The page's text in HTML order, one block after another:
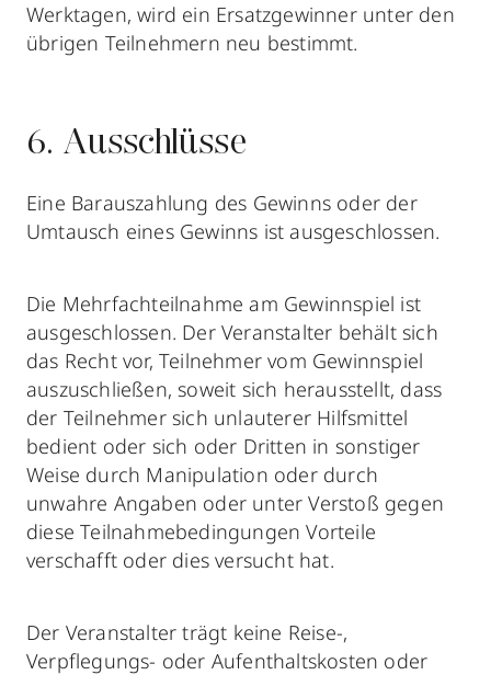
Werktagen, wird ein Ersatzgewinner unter den
übrigen Teilnehmern neu bestimmt.
6. Ausschlüsse
Eine Barauszahlung des Gewinns oder der
Umtausch eines Gewinns ist ausgeschlossen.
Die Mehrfachteilnahme am Gewinnspiel ist
ausgeschlossen. Der Veranstalter behält sich
das Recht vor, Teilnehmer vom Gewinnspiel
auszuschließen, soweit sich herausstellt, dass
der Teilnehmer sich unlauterer Hilfsmittel
bedient oder sich oder Dritten in sonstiger
Weise durch Manipulation oder durch
unwahre Angaben oder unter Verstoß gegen
diese Teilnahmebedingungen Vorteile
verschafft oder dies versucht hat.
Der Veranstalter trägt keine Reise-,
Verpflegungs- oder Aufenthaltskosten oder